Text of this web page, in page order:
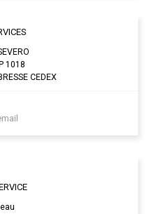
1018
CEDEX